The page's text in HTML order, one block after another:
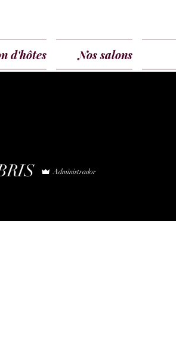
d'hôtes Nos salons
Administrador